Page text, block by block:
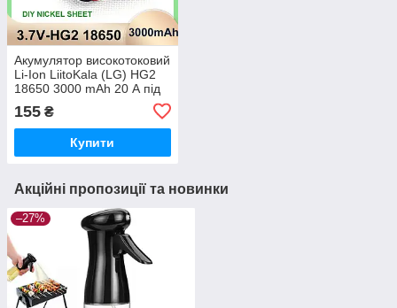
Акумулятор високотоковий
Li-Ion LiitoKala (LG) HG2
18650 3000 mAh 20 А під
155 ₴
Купити
Акційні пропозиції та новинки
–27%